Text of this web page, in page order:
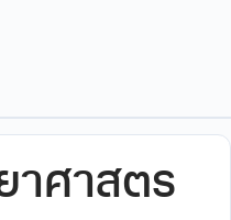
าศาสตร